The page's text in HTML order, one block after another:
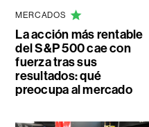
MERCADOS
La acción más rentable
del S&P 500 cae con
fuerza tras sus
resultados: qué
preocupa al mercado